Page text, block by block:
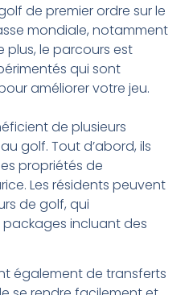
de premier ordre sur le
mondiale, notamment
plus, le parcours est
qui sont
améliorer votre jeu.
de plusieurs
golf. Tout d’abord, ils
propriétés de
Les résidents peuvent
de golf, qui
incluant des
également de transferts